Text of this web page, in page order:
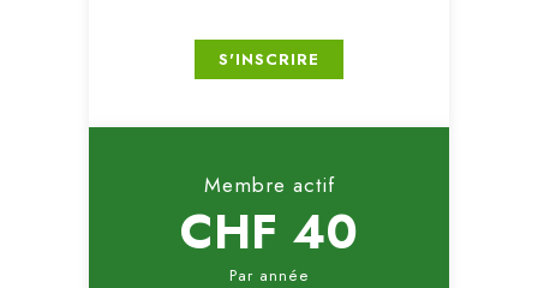
S'INSCRIRE
Membre actif
CHF 40
Par année